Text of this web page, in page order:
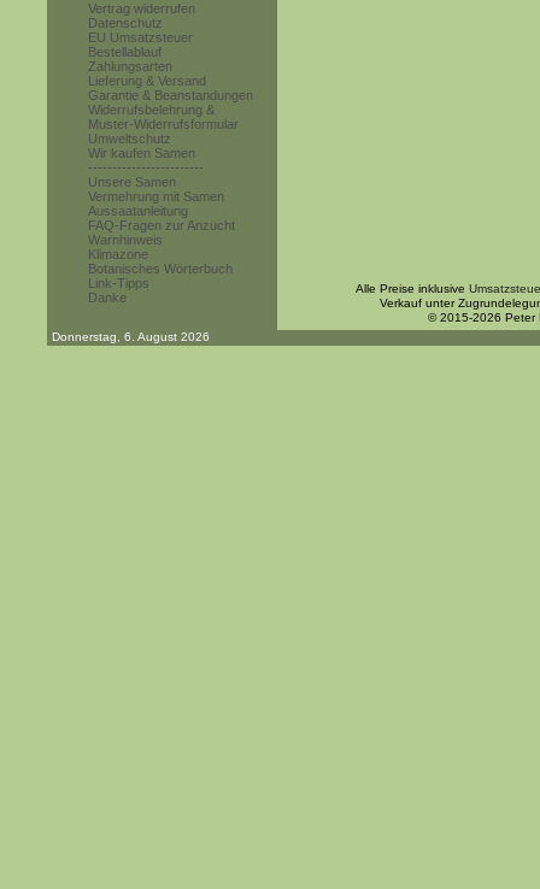
Vertrag widerrufen
Datenschutz
EU Umsatzsteuer
Bestellablauf
Zahlungsarten
Lieferung & Versand
Garantie & Beanstandungen
Widerrufsbelehrung &
Muster-Widerrufsformular
Umweltschutz
Wir kaufen Samen
------------------------
Unsere Samen
Vermehrung mit Samen
Aussaatanleitung
FAQ-Fragen zur Anzucht
Warnhinweis
Klimazone
Botanisches Wörterbuch
Link-Tipps
Danke
Alle Preise inklusive
Verkauf unter
© 2015-2026 Peter
Donnerstag, 6. August 2026